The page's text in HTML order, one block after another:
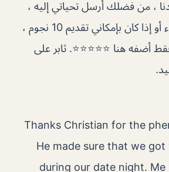
، من فضلك أرسل تحياتي إليه ،
فهو يستحق كل الثناء أو إذا كان بإمكاني تقديم 10 نجوم ،
أضفه هنا ⭐️⭐️⭐️⭐️⭐️. ثابر على
Thanks Christian for the
He made sure that we
during our date night. Me